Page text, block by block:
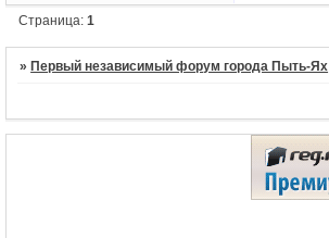
Страница:1
» Первый независимый форум города Пыть-Ях